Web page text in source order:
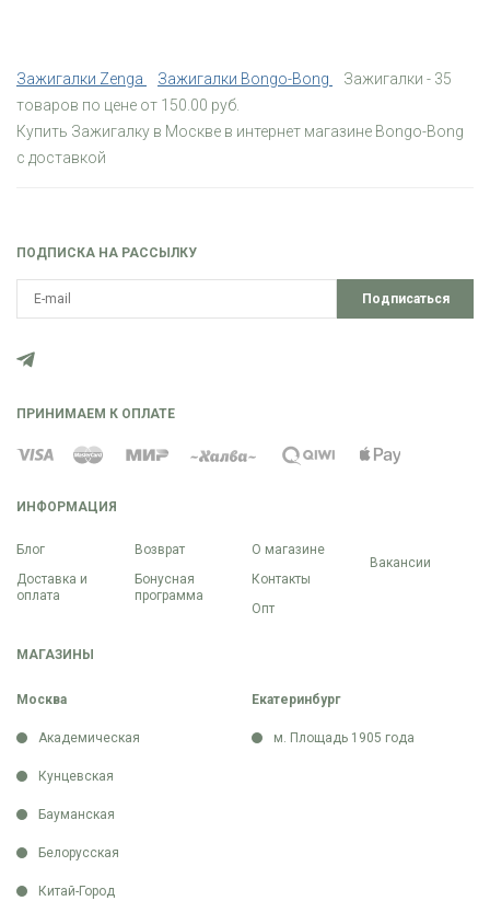
Зажигалки Zenga Зажигалки Bongo-Bong
Зажигалки - 35
товаров по цене от 150.00 руб.
Купить Зажигалку в Москве в интернет магазине Bongo-Bong
с доставкой
ИНФОРМАЦИЯ
Блог
Доставка и
оплата
Возврат
Бонусная
программа
О магазине
Контакты
Опт
Вакансии
МАГАЗИНЫ
Москва
Академическая
Кунцевская
Бауманская
Белорусская
Китай-Город
Екатеринбург
м. Площадь 1905 года
ПОДПИСКА НА РАССЫЛКУ
Подписаться
ПРИНИМАЕМ К ОПЛАТЕ